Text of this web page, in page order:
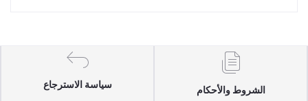
الشروط والأحكام
سياسة الاسترجاع